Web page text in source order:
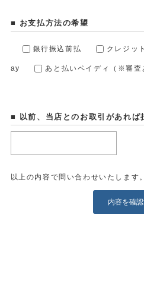
■ お支払方法の希望
銀行振込前払 クレジッ
ay あと払いペイディ（※審査
■ 以前、当店とのお取引があれば
以上の内容で問い合わせいたします。